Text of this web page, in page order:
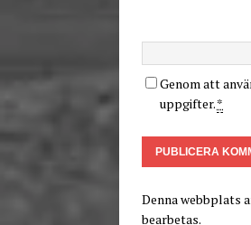
Genom att
uppgifter.*
Denna webbplats
bearbetas.